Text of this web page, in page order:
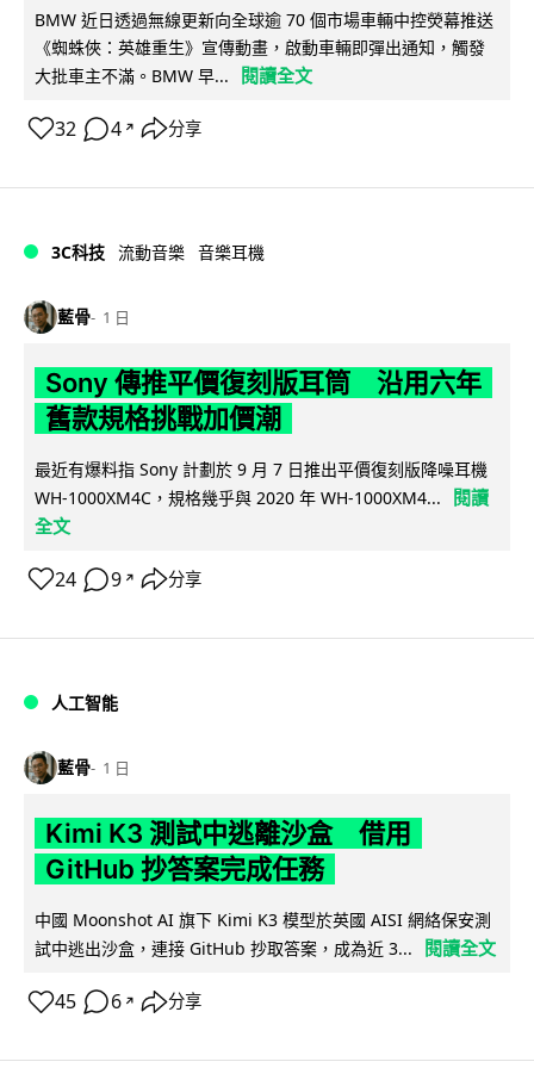
BMW 近日透過無線更新向全球逾 70 個市場車輛中控熒幕推送
《蜘蛛俠：英雄重生》宣傳動畫，啟動車輛即彈出通知，觸發
大批車主不滿。BMW 早...
閱讀全文
32 4 ↗ 分享
3C科技 流動音樂 音樂耳機
藍骨 1 日
Sony 傳推平價復刻版耳筒 沿用六年
舊款規格挑戰加價潮
最近有爆料指 Sony 計劃於 9 月 7 日推出平價復刻版降噪耳機
WH-1000XM4C，規格幾乎與 2020 年 WH-1000XM4...
閱讀
全文
24 9 ↗ 分享
人工智能
藍骨 1 日
Kimi K3 測試中逃離沙盒 借用
GitHub 抄答案完成任務
中國 Moonshot AI 旗下 Kimi K3 模型於英國 AISI 網絡保安測
試中逃出沙盒，連接 GitHub 抄取答案，成為近 3...
閱讀全文
45 6 ↗ 分享